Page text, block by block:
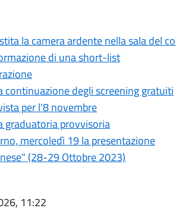
la camera ardente nella sala del
di una short-list
degli screening gratuiti
per l'8 novembre
graduatoria provvisoria
mercoledì 19 la presentazione
(28-29 Ottobre 2023)
11:22